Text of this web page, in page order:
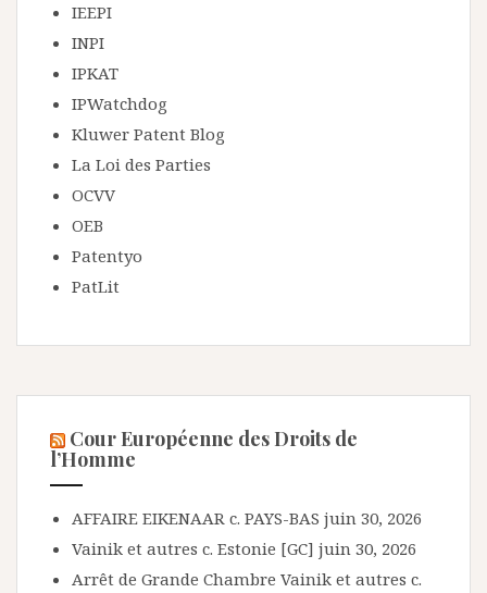
IEEPI
INPI
IPKAT
IPWatchdog
Kluwer Patent Blog
La Loi des Parties
OCVV
OEB
Patentyo
PatLit
Cour Européenne des Droits de
l’Homme
AFFAIRE EIKENAAR c. PAYS-BAS juin 30, 2026
Vainik et autres c. Estonie [GC] juin 30, 2026
Arrêt de Grande Chambre Vainik et autres c.